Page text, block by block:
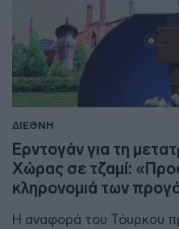
ΔΙΕΘΝΗ
Ερντογάν για τη
Χώρας σε τζαμί:
κληρονομιά των
Η αναφορά του Τόυρκου